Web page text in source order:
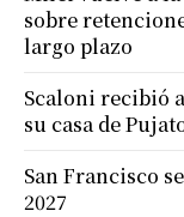
sobre
largo plazo
Scaloni recibió
su casa de
San Francisco
2027